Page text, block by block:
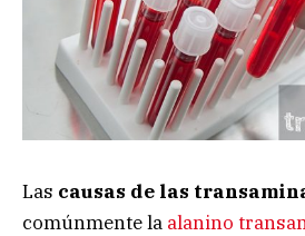
Las causas de las
comúnmente la alanino